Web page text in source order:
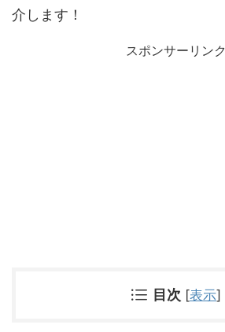
介します！
スポンサーリンク
目次 [表示]